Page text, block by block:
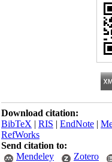
Download citation:
BibTeX|RIS|EndNote|
RefWorks
Send citation to:
Mendeley
Zotero